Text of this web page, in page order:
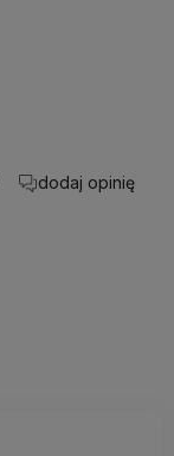
dodaj opinię